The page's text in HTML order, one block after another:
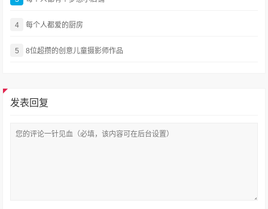
4 每个人都爱的厨房
5 8位超攒的创意儿童摄影师作品
发表回复